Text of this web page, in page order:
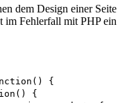
dem Design einer
im Fehlerfall mit PHP
{
{